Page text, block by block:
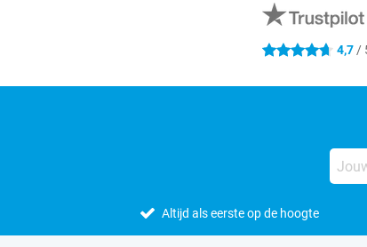
4.7 sterren 4,7 /
Altijd als eerste op de hoogte